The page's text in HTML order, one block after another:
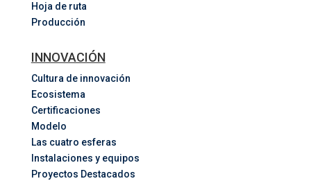
Hoja de ruta
Producción
INNOVACIÓN
Cultura de innovación
Ecosistema
Certificaciones
Modelo
Las cuatro esferas
Instalaciones y equipos
Proyectos Destacados